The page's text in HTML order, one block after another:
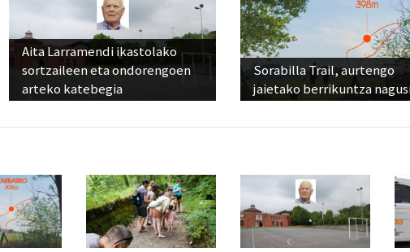
Aita Larramendi ikastolako
sortzaileen eta ondorengoen
arteko katebegia
Sorabilla Trail, aurtengo
jaietako berrikuntza